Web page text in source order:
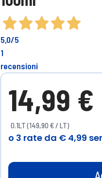
5,0/5
1
recensioni
14,99 €
0.1LT (149,90 € / LT)